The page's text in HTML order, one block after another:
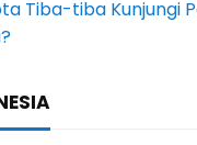
Tiba-tiba Kunjungi